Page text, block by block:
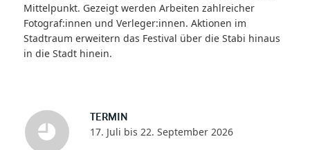
TERMIN
17. Juli bis 22. September 2026
Mittelpunkt. Gezeigt werden Arbeiten zahlreicher
Fotograf:innen und Verleger:innen. Aktionen im
Stadtraum erweitern das Festival über die Stabi hinaus
in die Stadt hinein.